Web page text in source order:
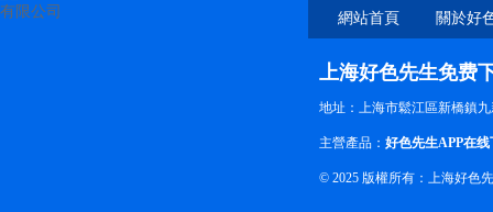
網站首頁 關於好
费
上海好色先生免费
地址：上海市鬆江區新橋鎮
主營產品： 好色先生APP在线
© 2025 版權所有：上海好色